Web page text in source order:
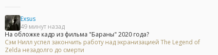
Exsus
49 минут назад
На обложке кадр из фильма "Бараны" 2020 года?
Сэм Нилл успел закончить работу над экранизацией The Legend of
Zelda незадолго до смерти